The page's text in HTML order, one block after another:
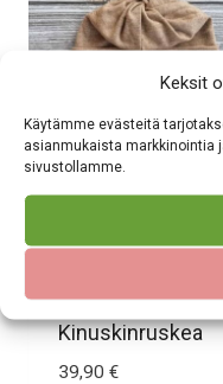
Keksit
Käytämme evästeitä
asianmukaista markkinointia
sivustollamme.
muunnelma.
Voit
tuotteen
sivulla.
ponnaripipo –
Kinuskinruskea
39,90 €